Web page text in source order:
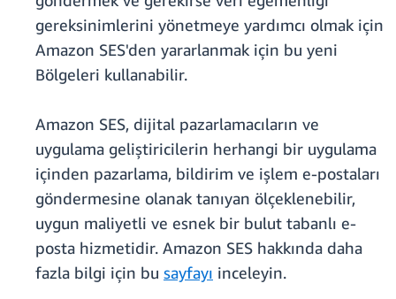
gereksinimlerini yönetmeye yardımcı olmak için
Amazon SES'den yararlanmak için bu yeni
Bölgeleri kullanabilir.
Amazon SES, dijital pazarlamacıların ve
uygulama geliştiricilerin herhangi bir uygulama
içinden pazarlama, bildirim ve işlem e-postaları
göndermesine olanak tanıyan ölçeklenebilir,
uygun maliyetli ve esnek bir bulut tabanlı e-
posta hizmetidir. Amazon SES hakkında daha
fazla bilgi için bu sayfayı inceleyin.